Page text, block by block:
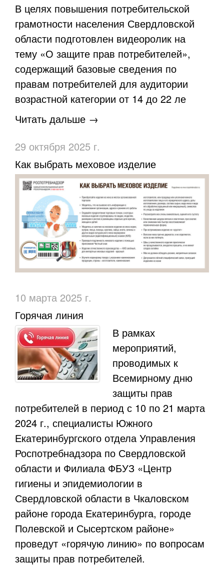
В целях повышения потребительской
грамотности населения Свердловской
области подготовлен видеоролик на
тему «О защите прав потребителей»,
содержащий базовые сведения по
правам потребителей для аудитории
возрастной категории от 14 до 22 ле
Читать дальше →
29 октября 2025 г.
Как выбрать меховое изделие
10 марта 2025 г.
Горячая линия
В рамках
мероприятий,
проводимых к
Всемирному дню
защиты прав
потребителей в период с 10 по 21 марта
2024 г., специалисты Южного
Екатеринбургского отдела Управления
Роспотребнадзора по Свердловской
области и Филиала ФБУЗ «Центр
гигиены и эпидемиологии в
Свердловской области в Чкаловском
районе города Екатеринбурга, городе
Полевской и Сысертском районе»
проведут «горячую линию» по вопросам
защиты прав потребителей.